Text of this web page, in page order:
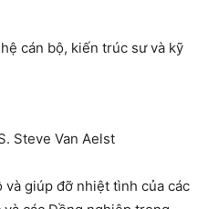
cán bộ, kiến trúc sư và kỹ
Steve Van Aelst
giúp đỡ nhiệt tình của các